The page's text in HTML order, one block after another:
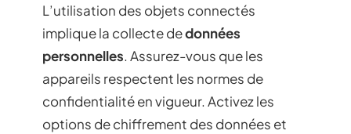
L’utilisation des objets connectés
implique la collecte dedonnées
personnelles. Assurez-vous que les
appareils respectent les normes de
confidentialité en vigueur. Activez les
options de chiffrement des données et